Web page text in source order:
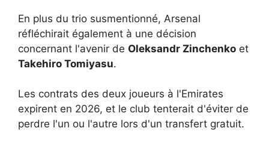
En plus du trio susmentionné, Arsenal
réfléchirait également à une décision
concernant l'avenir de Oleksandr Zinchenko et
Takehiro Tomiyasu.
Les contrats des deux joueurs à l'Emirates
expirent en 2026, et le club tenterait d'éviter de
perdre l'un ou l'autre lors d'un transfert gratuit.